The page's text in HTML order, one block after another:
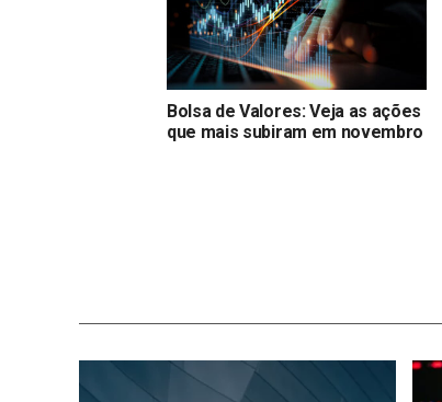
Bolsa de Valores: Veja as ações
que mais subiram em novembro